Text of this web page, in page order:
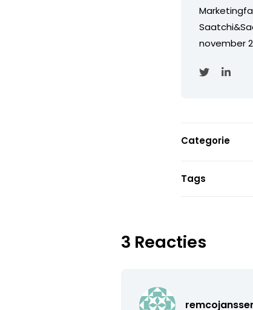
november
Categorie
Tags
3 Reacties